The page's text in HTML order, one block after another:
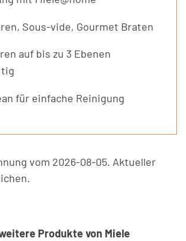
Sous-vide, Gourmet Braten
auf bis zu 3 Ebenen
für einfache Reinigung
vom 2026-08-05. Aktueller
Produkte von Miele